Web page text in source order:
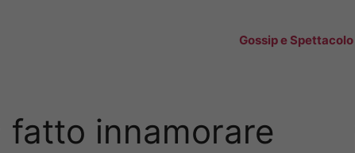
Gossip e Spettacolo
fatto innamorare